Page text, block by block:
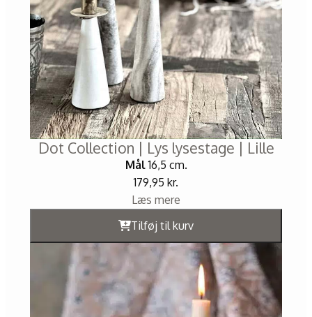
Dot Collection | Lys lysestage | Lille
Mål16,5 cm.
179,95 kr.
Læs mere
Tilføj til kurv